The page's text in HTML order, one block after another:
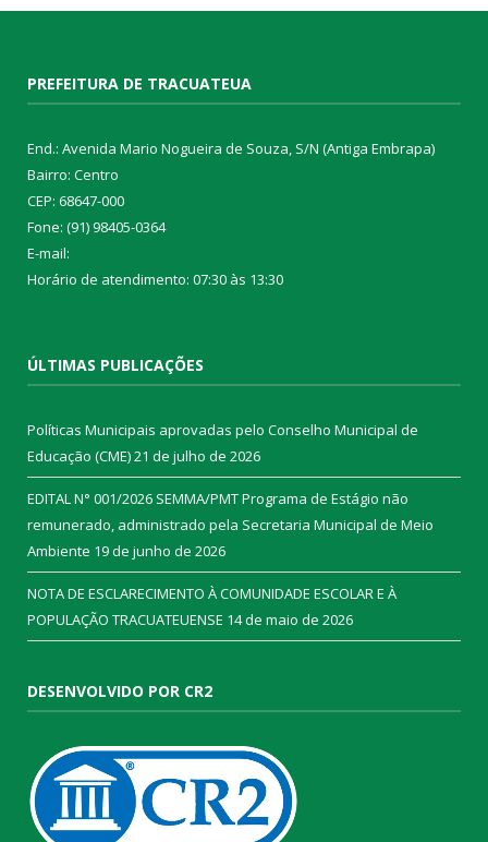
PREFEITURA DE TRACUATEUA
End.: Avenida Mario Nogueira de Souza, S/N (Antiga Embrapa)
Bairro: Centro
CEP: 68647-000
Fone: (91) 98405-0364
E-mail:
Horário de atendimento: 07:30 às 13:30
ÚLTIMAS PUBLICAÇÕES
Políticas Municipais aprovadas pelo Conselho Municipal de
Educação (CME)21 de julho de 2026
EDITAL N° 001/2026 SEMMA/PMT Programa de Estágio não
remunerado, administrado pela Secretaria Municipal de Meio
Ambiente 19 de junho de 2026
NOTA DE ESCLARECIMENTO À COMUNIDADE ESCOLAR E À
POPULAÇÃO TRACUATEUENSE 14 de maio de 2026
DESENVOLVIDO POR CR2